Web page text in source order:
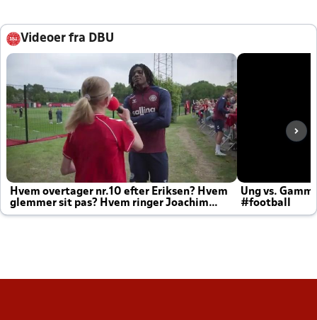
Videoer fra DBU
Hvem overtager nr.10 efter Eriksen? Hvem
glemmer sit pas? Hvem ringer Joachim
altid til efter kampe?
Ung vs.
#football